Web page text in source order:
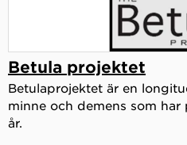
Betula projektet
Betulaprojektet är en
minne och demens som
år.